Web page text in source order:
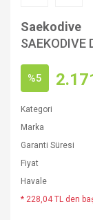
Saekodive
SAEKODIVE
%5
Kategori
Marka
Garanti Süresi
Fiyat
Havale
* 228,04 TL den